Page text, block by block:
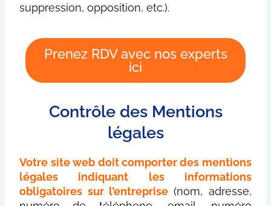
suppression, opposition, etc.).
Prenez RDV avec nos experts
ici
Contrôle des Mentions
légales
Votre site web doit comporter des mentions
légales indiquant les informations
obligatoires sur l’entreprise (nom, adresse,